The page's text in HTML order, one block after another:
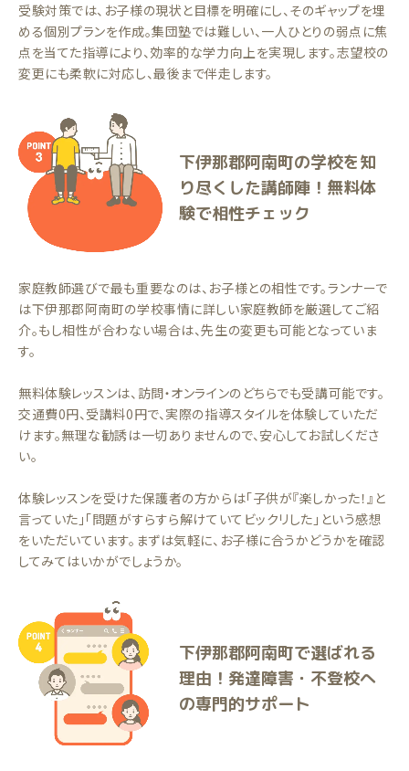
受験対策では、お子様の現状と目標を明確にし、そのギャップを埋
める個別プランを作成。集団塾では難しい、一人ひとりの弱点に焦
点を当てた指導により、効率的な学力向上を実現します。志望校の
変更にも柔軟に対応し、最後まで伴走します。
下伊那郡阿南町の学校を知
り尽くした講師陣！無料体
験で相性チェック
家庭教師選びで最も重要なのは、お子様との相性です。ランナーで
は下伊那郡阿南町の学校事情に詳しい家庭教師を厳選してご紹
介。もし相性が合わない場合は、先生の変更も可能となっていま
す。
無料体験レッスンは、訪問・オンラインのどちらでも受講可能です。
交通費0円、受講料0円で、実際の指導スタイルを体験していただ
けます。無理な勧誘は一切ありませんので、安心してお試しくださ
い。
体験レッスンを受けた保護者の方からは「子供が『楽しかった！』と
言っていた」「問題がすらすら解けていてビックリした」という感想
をいただいています。まずは気軽に、お子様に合うかどうかを確認
してみてはいかがでしょうか。
下伊那郡阿南町で選ばれる
理由！発達障害・不登校へ
の専門的サポート